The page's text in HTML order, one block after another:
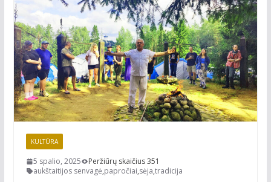
KULTŪRA
5 spalio, 2025
Peržiūrų skaičius 351
aukštaitijos senvagė,papročiai,sėja,tradicija